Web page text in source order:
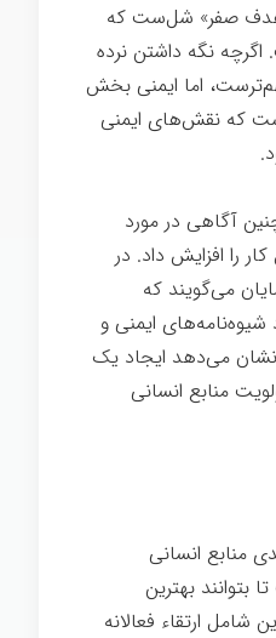
صفر» شل‌ست که
نگه داشتن نرده
اما ایمنی بخش
که نقش‌های ایمنی
آگاهی در مورد
را افزایش داد. در
می‌گویند که
ایمنی و
می‌دهد ایجاد یک
منابع انسانی
منابع انسانی
بتوانند بهترین
شامل ارتقاء فعالانه